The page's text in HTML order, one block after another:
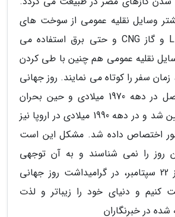
وسایل نقلیه عمومی از سوخت های
پاک مانند گاز LPG و گاز CNG و حتی برق استفاده می
نقلیه عمومی هم چنین با طی کردن
سفر را کوتاه می نمایند. روز جهانی
بدون ماشین در اصل در دهه 1970 میلادی و حین بحران
سوخت آمریکا تعیین شد و در دهه 1990 میلادی در اروپا نیز
اختصاص داده شد. مشکل این است
روز را نمی شناسند و به آن توجهی
ندارند. پس در روز 22 سپتامبر، در گرامیداشت روز جهانی
کنیم و دنیای خود را زیباتر و لذت
در خبرنگاران